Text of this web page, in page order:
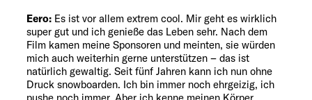
Eero: Es ist vor allem extrem cool. Mir geht es wirklich
super gut und ich genieße das Leben sehr. Nach dem
Film kamen meine Sponsoren und meinten, sie würden
mich auch weiterhin gerne unterstützen – das ist
natürlich gewaltig. Seit fünf Jahren kann ich nun ohne
Druck snowboarden. Ich bin immer noch ehrgeizig, ich